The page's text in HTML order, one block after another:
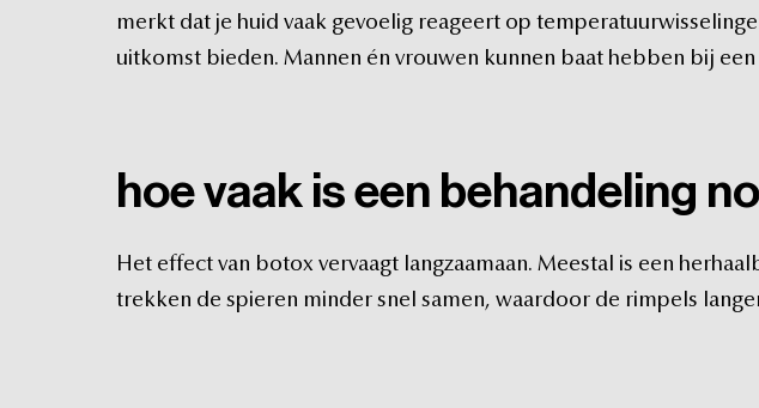
merkt dat je huid vaak gevoelig reageert op
uitkomst bieden. Mannen én vrouwen kunnen baat hebben bij een
hoevaak is een behandeling
Het effect van botox vervaagt langzaamaan. Meestal is een
trekken de spieren minder snel samen, waardoor de rimpels